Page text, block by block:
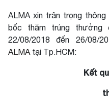
ALMA xin trân trọng
bốc thăm trúng thưởng
22/08/2018 đến 26/08/
ALMA tại Tp.HCM:
Kết